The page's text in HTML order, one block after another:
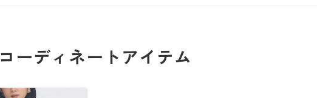
コーディネートアイテム